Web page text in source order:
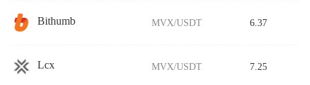
Bithumb MVX/USDT 6.37
Lcx MVX/USDT 7.25